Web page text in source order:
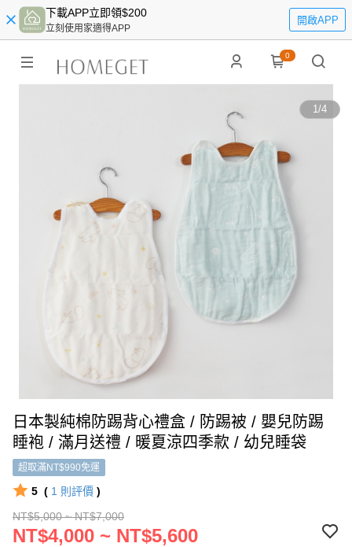
下載APP立即領$200
立刻使用家適得APP
開啟APP
0
1/4
日本製純棉防踢背心禮盒 / 防踢被 / 嬰兒防踢
睡袍 / 滿月送禮 / 暖夏涼四季款 / 幼兒睡袋
超取滿NT$990免運
5 ( 1 則評價 )
NT$5,000 ~ NT$7,000
NT$4,000 ~ NT$5,600